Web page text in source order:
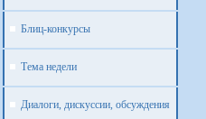
Блиц-конкурсы
Тема недели
Диалоги, дискуссии, обсуждения